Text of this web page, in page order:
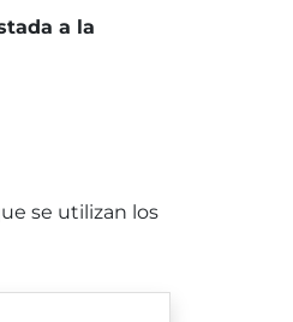
a la
se utilizan los